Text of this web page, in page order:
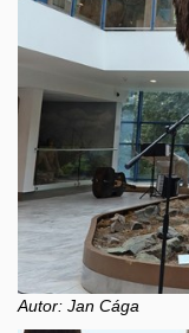
Autor: Jan Cága